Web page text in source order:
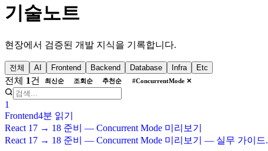
기술노트
현장에서 검증된 개발 지식을 기록합니다.
전체 AI Frontend Backend Database Infra Etc
전체 1건 최신순 조회순 추천순 #ConcurrentMode ✕
1
Frontend4분 읽기
React 17 → 18 준비 — Concurrent Mode 미리보기
React 17 → 18 준비 — Concurrent Mode 미리보기 — 실무 가이드.